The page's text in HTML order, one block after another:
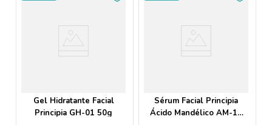
Gel Hidratante Facial
Principia GH-01 50g
Sérum Facial Principia
Ácido Mandélico AM-10